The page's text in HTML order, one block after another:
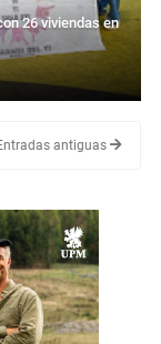
26 viviendas en
antiguas